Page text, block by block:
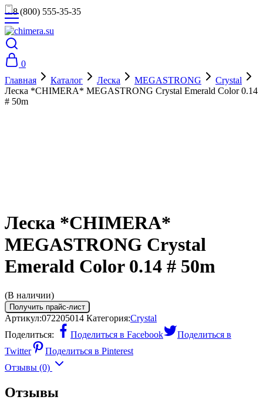
8 (800) 555-35-35
0
Главная
Каталог Леска MEGASTRONG
Crystal
Леска *CHIMERA* MEGASTRONG Crystal Emerald Color 0.14
# 50m
Леска *CHIMERA*
MEGASTRONG Crystal
Emerald Color 0.14 # 50m
(В наличии)
Получить прайс-лист
Артикул:072205014 Категория:Crystal
Поделиться:
Поделиться в Facebook
Поделиться в
Twitter
Поделиться в Pinterest
Отзывы (0)
Отзывы